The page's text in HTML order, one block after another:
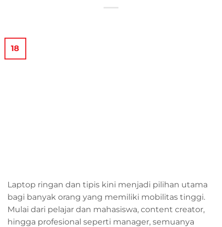
18
Laptop ringan dan tipis kini menjadi pilihan utama
bagi banyak orang yang memiliki mobilitas tinggi.
Mulai dari pelajar dan mahasiswa, content creator,
hingga profesional seperti manager, semuanya